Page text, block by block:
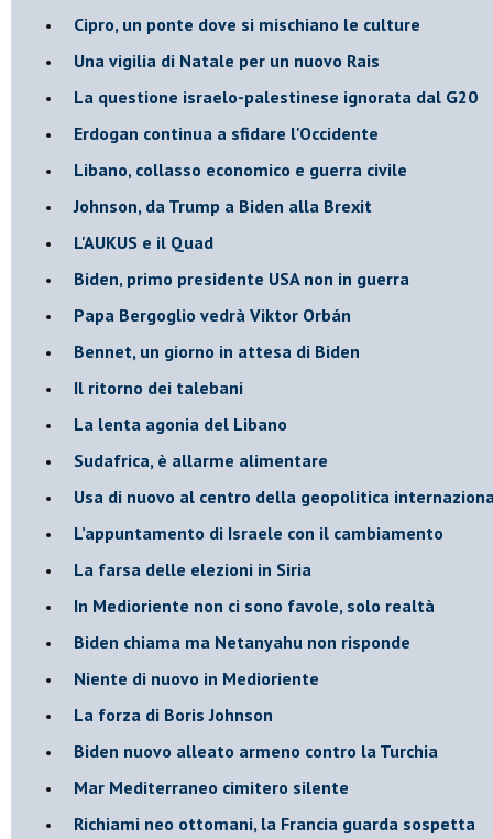
Cipro, un ponte dove si mischiano le culture
Una vigilia di Natale per un nuovo Rais
La questione israelo-palestinese ignorata dal G20
Erdogan continua a sfidare l'Occidente
Libano, collasso economico e guerra civile
Johnson, da Trump a Biden alla Brexit
L'AUKUS e il Quad
Biden, primo presidente USA non in guerra
Papa Bergoglio vedrà Viktor Orbán
Bennet, un giorno in attesa di Biden
Il ritorno dei talebani
​La lenta agonia del Libano
Sudafrica, è allarme alimentare
Usa di nuovo al centro della geopolitica
L’appuntamento di Israele con il cambiamento
La farsa delle elezioni in Siria
In Medioriente non ci sono favole, solo realtà
Biden chiama ma Netanyahu non risponde
Niente di nuovo in Medioriente
La forza di Boris Johnson
Biden nuovo alleato armeno contro la Turchia
Mar Mediterraneo cimitero silente
Richiami neo ottomani, la Francia guarda sospetta